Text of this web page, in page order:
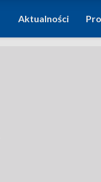
Aktualności